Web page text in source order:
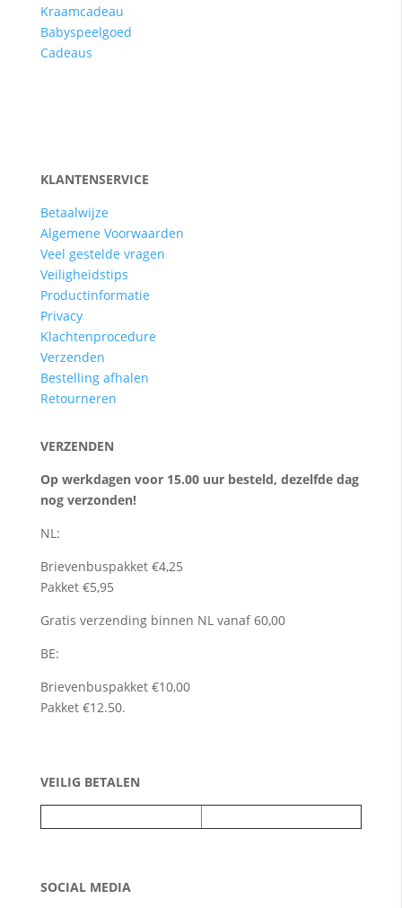
Kraamcadeau
Babyspeelgoed
Cadeaus
KLANTENSERVICE
Betaalwijze
Algemene Voorwaarden
Veel gestelde vragen
Veiligheidstips
Productinformatie
Privacy
Klachtenprocedure
Verzenden
Bestelling afhalen
Retourneren
VERZENDEN
Op werkdagen voor 15.00 uur besteld, dezelfde dag
nog verzonden!
NL:
Brievenbuspakket €4,25
Pakket €5,95
Gratis verzending binnen NL vanaf 60,00
BE:
Brievenbuspakket €10,00
Pakket €12.50.
VEILIG BETALEN
SOCIAL MEDIA